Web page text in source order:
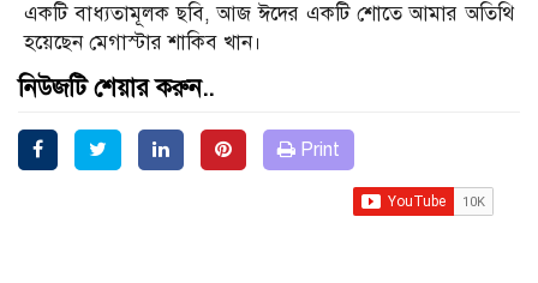
একটি বাধ্যতামূলক ছবি, আজ ঈদের একটি শোতে আমার অতিথি
হয়েছেন মেগাস্টার শাকিব খান।
নিউজটি শেয়ার করুন..
Print